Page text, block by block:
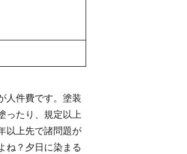
人件費です。塗装
ったり、規定以上
以上先で諸問題が
ね？夕日に染まる